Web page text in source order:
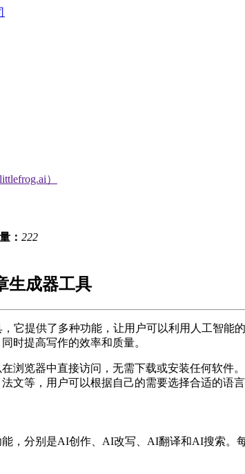
）
： 222
生成器工具
它提供了多种功能，让用户可以利用人工智
时提高写作的效率和质量。
浏览器中直接访问，无需下载或安装任何软
文等，用户可以根据自己的需要选择合适的语言
，分别是AI创作、AI改写、AI翻译和AI搜索。